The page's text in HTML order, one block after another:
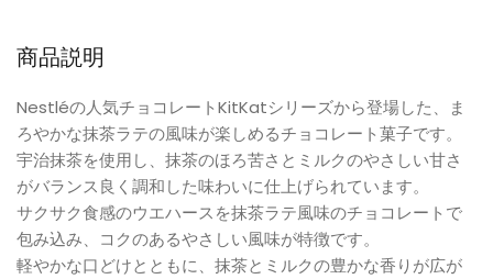
商品説明
Nestléの人気チョコレートKitKatシリーズから登場した、ま
ろやかな抹茶ラテの風味が楽しめるチョコレート菓子です。
宇治抹茶を使用し、抹茶のほろ苦さとミルクのやさしい甘さ
がバランス良く調和した味わいに仕上げられています。
サクサク食感のウエハースを抹茶ラテ風味のチョコレートで
包み込み、コクのあるやさしい風味が特徴です。
軽やかな口どけとともに、抹茶とミルクの豊かな香りが広が